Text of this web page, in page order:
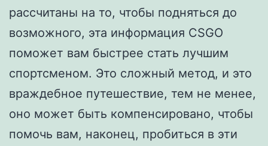
рассчитаны на то, чтобы подняться до
возможного, эта информация CSGO
поможет вам быстрее стать лучшим
спортсменом. Это сложный метод, и это
враждебное путешествие, тем не менее,
оно может быть компенсировано, чтобы
помочь вам, наконец, пробиться в эти